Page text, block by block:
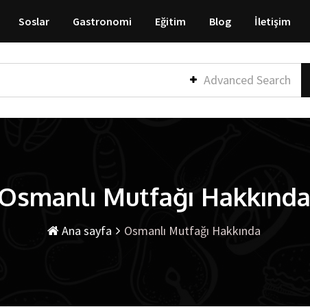
Soslar Gastronomi Eğitim Blog İletişim
Advanced Search
Mutfağı Hakkında
Ana sayfa Osmanlı Mutfağı Hakkında